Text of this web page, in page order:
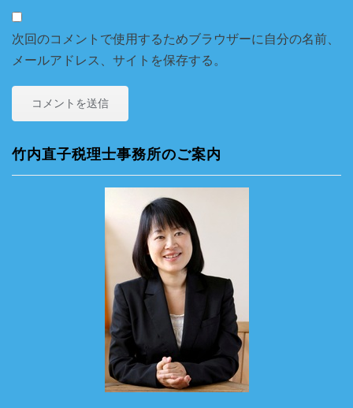
次回のコメントで使用するためブラウザーに自分の名前、
メールアドレス、サイトを保存する。
竹内直子税理士事務所のご案内